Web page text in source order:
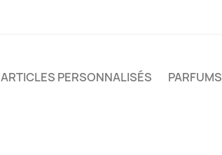
ARTICLES PERSONNALISÉS